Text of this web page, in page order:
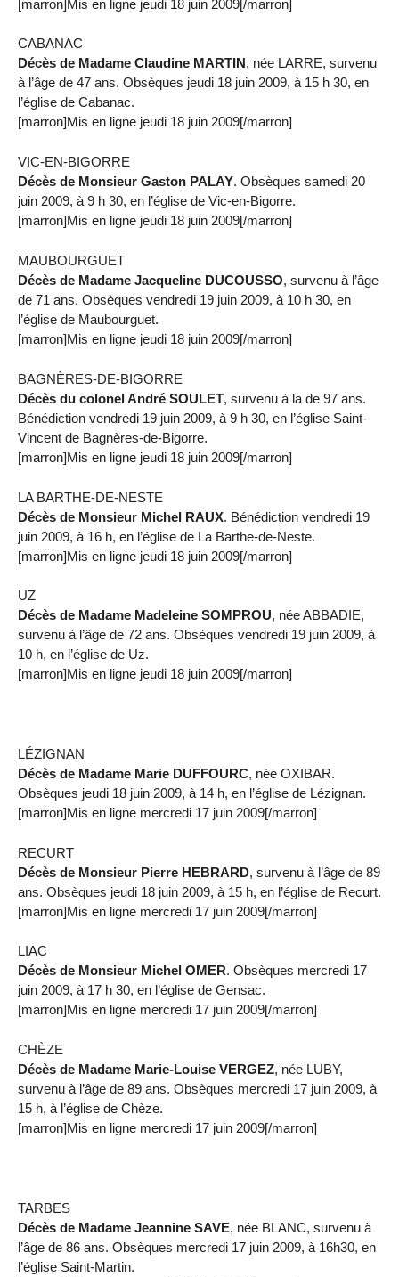
[marron]Mis en ligne jeudi 18 juin 2009[/marron]
CABANAC
Décès de Madame Claudine MARTIN, née LARRE, survenu
à l’âge de 47 ans. Obsèques jeudi 18 juin 2009, à 15 h 30, en
l’église de Cabanac.
[marron]Mis en ligne jeudi 18 juin 2009[/marron]
VIC-EN-BIGORRE
Décès de Monsieur Gaston PALAY. Obsèques samedi 20
juin 2009, à 9 h 30, en l’église de Vic-en-Bigorre.
[marron]Mis en ligne jeudi 18 juin 2009[/marron]
MAUBOURGUET
Décès de Madame Jacqueline DUCOUSSO, survenu à l’âge
de 71 ans. Obsèques vendredi 19 juin 2009, à 10 h 30, en
l’église de Maubourguet.
[marron]Mis en ligne jeudi 18 juin 2009[/marron]
BAGNÈRES-DE-BIGORRE
Décès du colonel André SOULET, survenu à la de 97 ans.
Bénédiction vendredi 19 juin 2009, à 9 h 30, en l’église Saint-
Vincent de Bagnères-de-Bigorre.
[marron]Mis en ligne jeudi 18 juin 2009[/marron]
LA BARTHE-DE-NESTE
Décès de Monsieur Michel RAUX. Bénédiction vendredi 19
juin 2009, à 16 h, en l’église de La Barthe-de-Neste.
[marron]Mis en ligne jeudi 18 juin 2009[/marron]
UZ
Décès de Madame Madeleine SOMPROU, née ABBADIE,
survenu à l’âge de 72 ans. Obsèques vendredi 19 juin 2009, à
10 h, en l’église de Uz.
[marron]Mis en ligne jeudi 18 juin 2009[/marron]
LÉZIGNAN
Décès de Madame Marie DUFFOURC, née OXIBAR.
Obsèques jeudi 18 juin 2009, à 14 h, en l’église de Lézignan.
[marron]Mis en ligne mercredi 17 juin 2009[/marron]
RECURT
Décès de Monsieur Pierre HEBRARD, survenu à l’âge de 89
ans. Obsèques jeudi 18 juin 2009, à 15 h, en l’église de Recurt.
[marron]Mis en ligne mercredi 17 juin 2009[/marron]
LIAC
Décès de Monsieur Michel OMER. Obsèques mercredi 17
juin 2009, à 17 h 30, en l’église de Gensac.
[marron]Mis en ligne mercredi 17 juin 2009[/marron]
CHÈZE
Décès de Madame Marie-Louise VERGEZ, née LUBY,
survenu à l’âge de 89 ans. Obsèques mercredi 17 juin 2009, à
15 h, à l’église de Chèze.
[marron]Mis en ligne mercredi 17 juin 2009[/marron]
TARBES
Décès de Madame Jeannine SAVE, née BLANC, survenu à
l’âge de 86 ans. Obsèques mercredi 17 juin 2009, à 16h30, en
l’église Saint-Martin.